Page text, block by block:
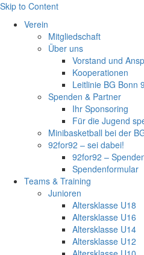
Skip to Content
Verein
Mitgliedschaft
Über uns
Vorstand und
Kooperationen
Leitlinie BG Bonn
Spenden & Partner
Ihr Sponsoring
Für die Jugend
Minibasketball bei der
92for92 – sei dabei!
92for92 –
Spendenformular
Teams & Training
Junioren
Altersklasse U18
Altersklasse U16
Altersklasse U14
Altersklasse U12